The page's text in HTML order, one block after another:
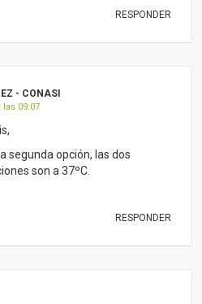
RESPONDER
- CONASI
las 09:07
segunda opción, las dos
son a 37ºC.
RESPONDER